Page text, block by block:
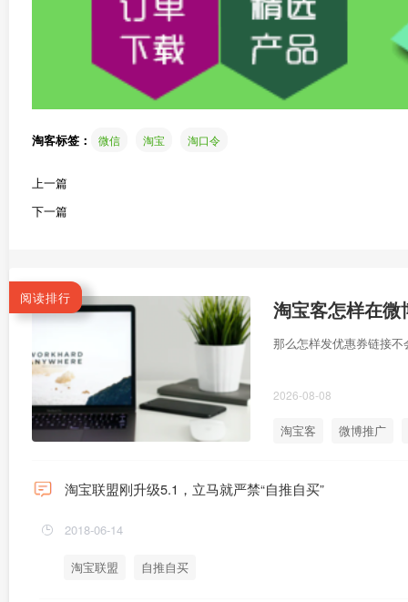
淘客标签： 微信 淘宝 淘口令
上一篇
下一篇
阅读排行 淘宝客怎样在
那么怎样发优惠券链接
2026-08-08
淘宝客 微博推广
淘宝联盟刚升级5.1，立马就严禁“自推自买”
2018-06-14
淘宝联盟 自推自买